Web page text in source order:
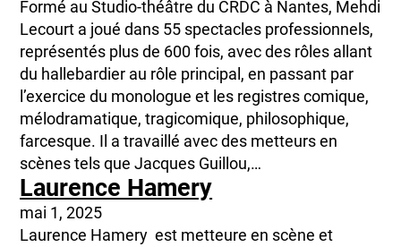
Formé au Studio-théâtre du CRDC à Nantes, Mehdi
Lecourt a joué dans 55 spectacles professionnels,
représentés plus de 600 fois, avec des rôles allant
du hallebardier au rôle principal, en passant par
l’exercice du monologue et les registres comique,
mélodramatique, tragicomique, philosophique,
farcesque. Il a travaillé avec des metteurs en
scènes tels que Jacques Guillou,…
Laurence Hamery
mai 1, 2025
Laurence Hamery est metteure en scène et